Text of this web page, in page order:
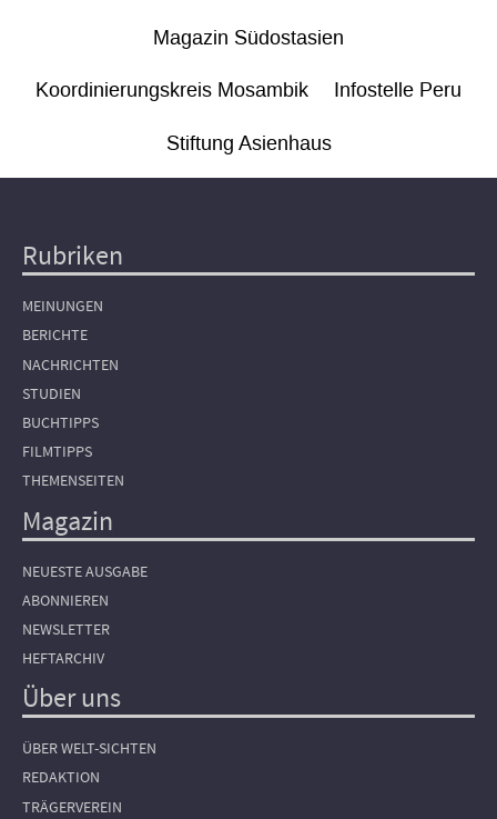
Magazin Südostasien
Koordinierungskreis Mosambik Infostelle Peru
Stiftung Asienhaus
Hauptnavigation
Rubriken
MEINUNGEN
BERICHTE
NACHRICHTEN
STUDIEN
BUCHTIPPS
FILMTIPPS
THEMENSEITEN
Magazin
NEUESTE AUSGABE
ABONNIEREN
NEWSLETTER
HEFTARCHIV
Über uns
ÜBER WELT-SICHTEN
REDAKTION
TRÄGERVEREIN